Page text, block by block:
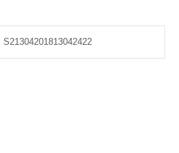
S21304201813042422